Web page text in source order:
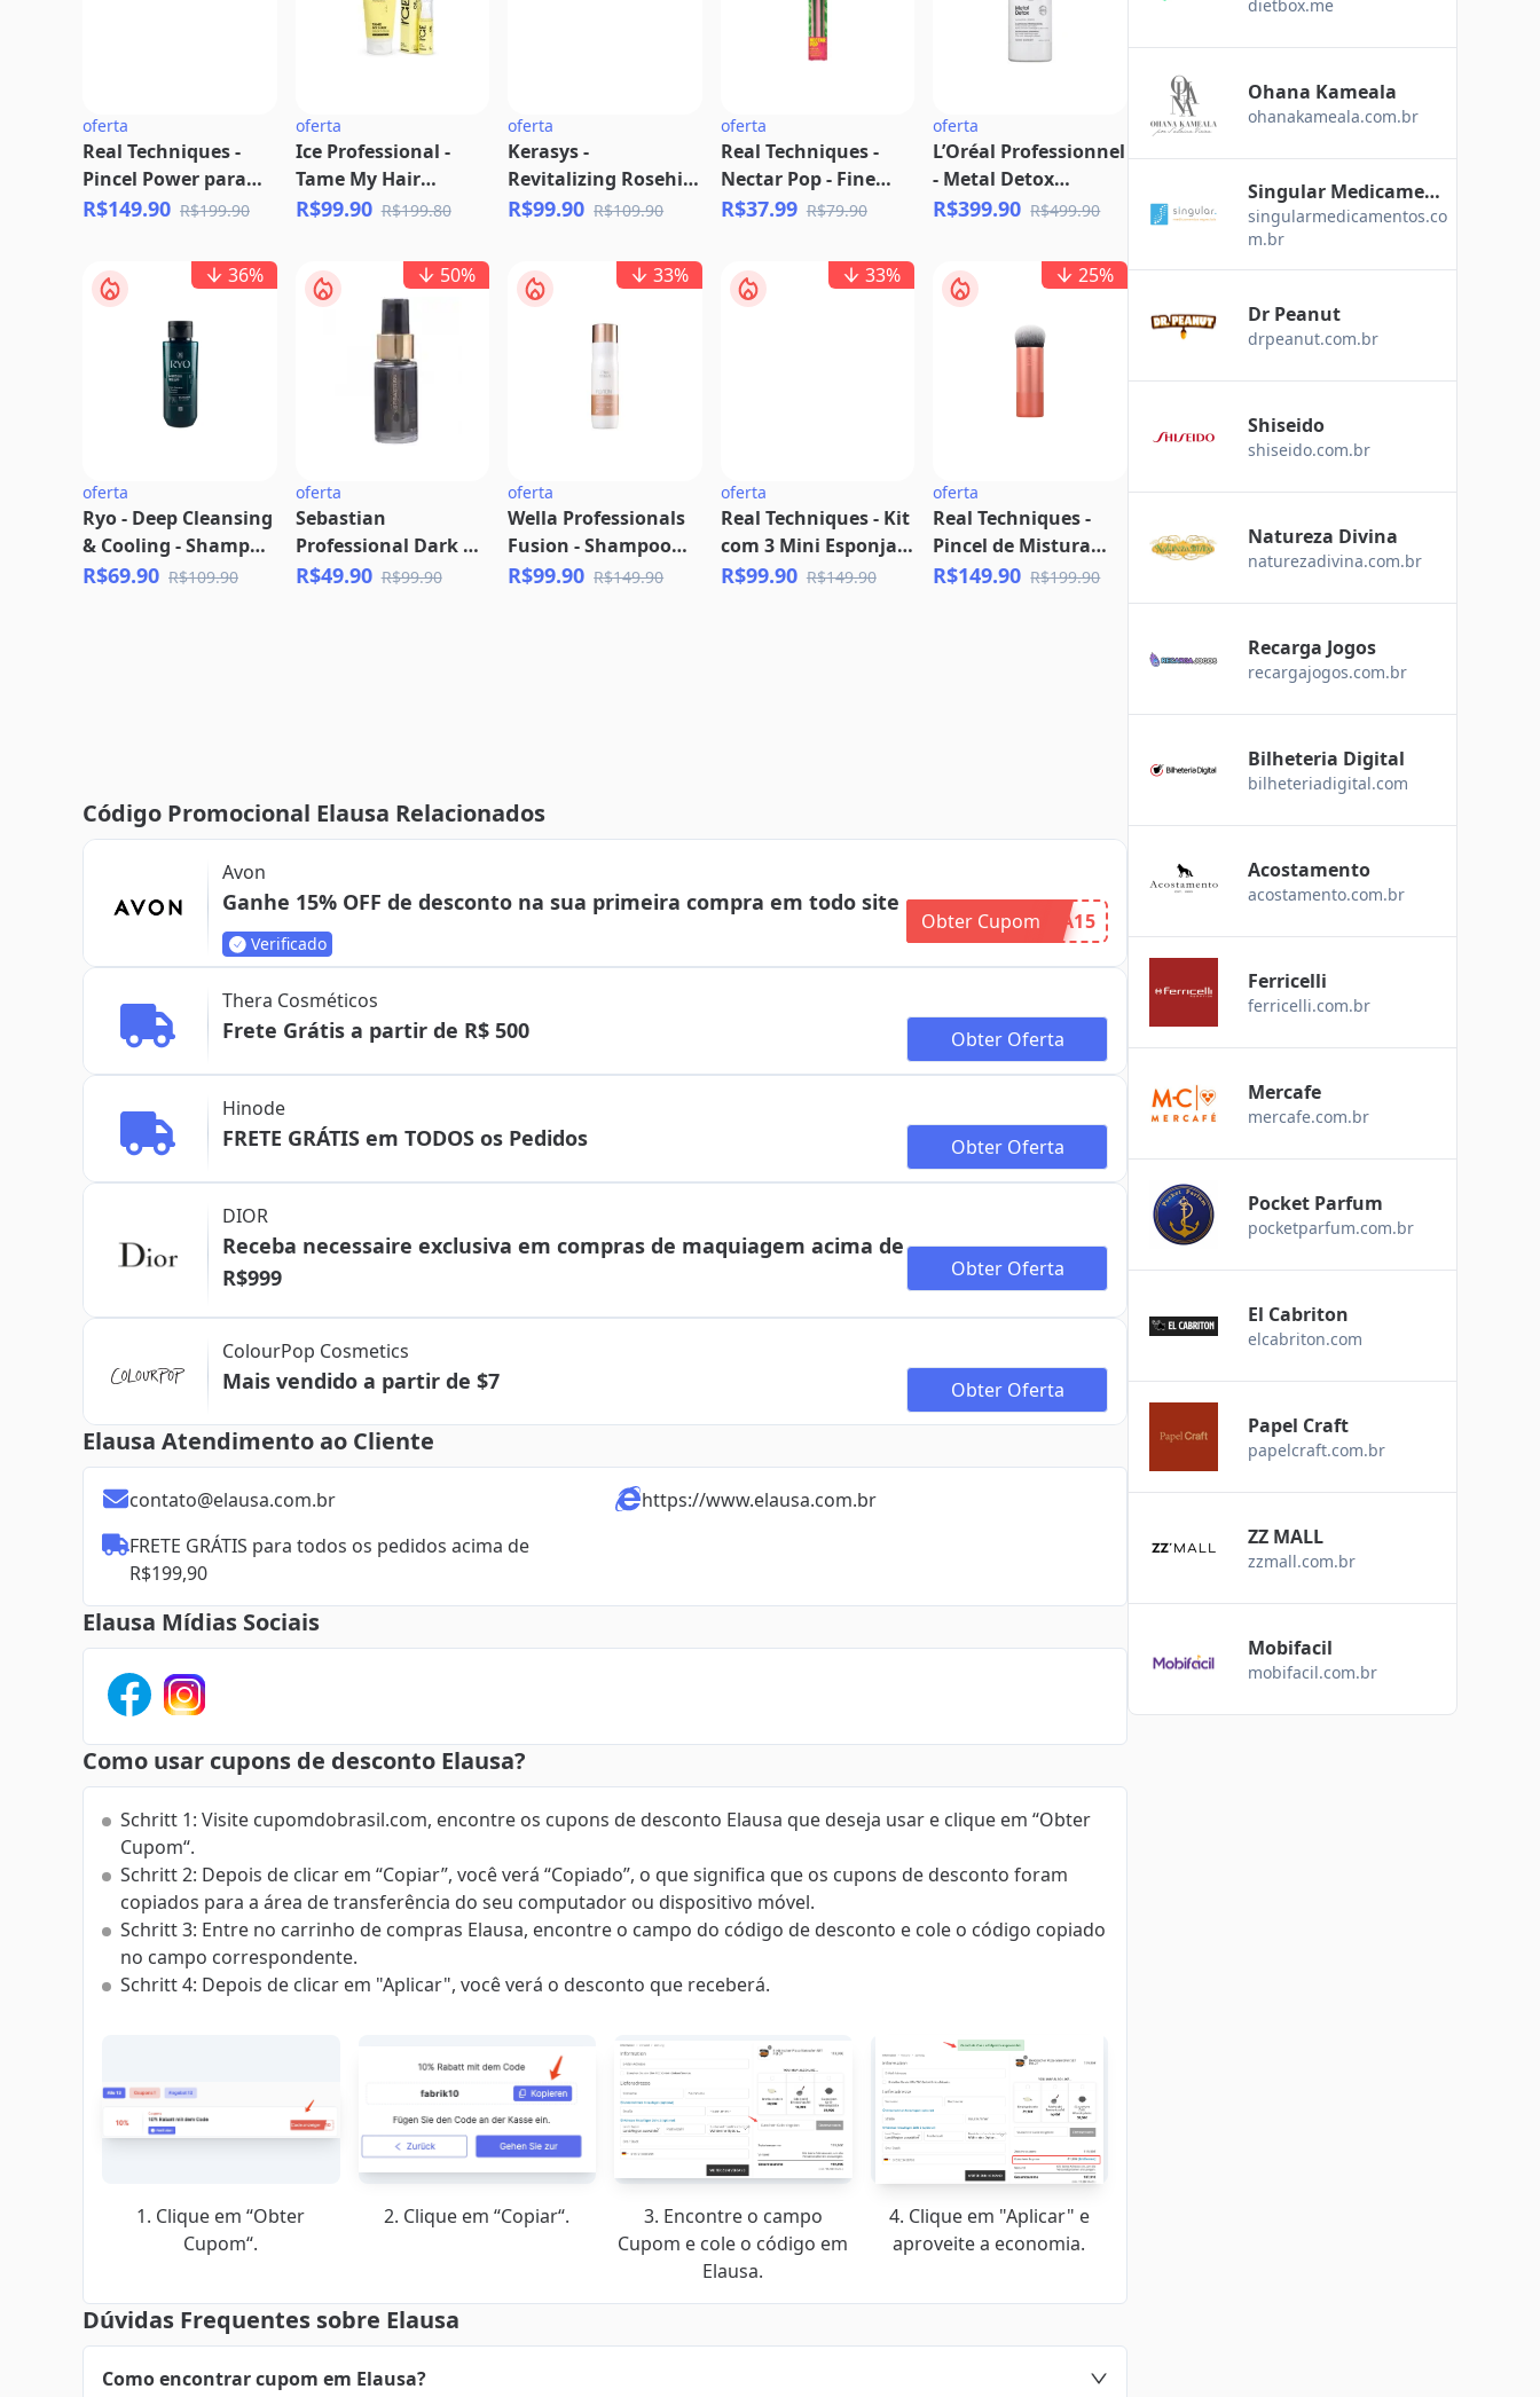
oferta
Real Techniques -
Pincel Power para
Blush - 0129
R$149.90 R$199.90
oferta
Ice Professional -
Tame My Hair
(Máscara 200ml +
R$99.90 R$199.80
oferta
Kerasys -
Revitalizing Rosehip
Oil Condicionador
R$99.90 R$109.90
oferta
Real Techniques -
Nectar Pop - Fine
Line + Fill Duo
R$37.99 R$79.90
oferta
L’Oréal Professionnel
- Metal Detox
Shampoo 1500ml
R$399.90 R$499.90
36%
oferta
Ryo - Deep Cleansing
& Cooling - Shampoo
180ml (Aroma
R$69.90 R$109.90
50%
oferta
Sebastian
Professional Dark Oil
- Óleo Capilar 30ml
R$49.90 R$99.90
33%
oferta
Wella Professionals
Fusion - Shampoo
250ml + Grátis Oil
R$99.90 R$149.90
33%
oferta
Real Techniques - Kit
com 3 Mini Esponjas
para Corretivo - 0132
R$99.90 R$149.90
25%
oferta
Real Techniques -
Pincel de Mistura
Bubble - 0127
R$149.90 R$199.90
Código Promocional Elausa Relacionados
Avon
Ganhe 15% OFF de desconto na sua primeira compra em todo site
Verificado
Obter Cupom IRA15
Thera Cosméticos
Frete Grátis a partir de R$ 500 Obter Oferta
Hinode
FRETE GRÁTIS em TODOS os Pedidos Obter Oferta
DIOR
Receba necessaire exclusiva em compras de maquiagem acima de
R$999
Obter Oferta
ColourPop Cosmetics
Mais vendido a partir de $7 Obter Oferta
Elausa Atendimento ao Cliente
contato@elausa.com.br
https://www.elausa.com.br
FRETE GRÁTIS para todos os pedidos acima de
R$199,90
Elausa Mídias Sociais
Como usar cupons de desconto Elausa?
Schritt 1: Visite cupomdobrasil.com, encontre os cupons de desconto Elausa que deseja usar e clique em “Obter
Cupom“.
Schritt 2: Depois de clicar em “Copiar”, você verá “Copiado”, o que significa que os cupons de desconto foram
copiados para a área de transferência do seu computador ou dispositivo móvel.
Schritt 3: Entre no carrinho de compras Elausa, encontre o campo do código de desconto e cole o código copiado
no campo correspondente.
Schritt 4: Depois de clicar em "Aplicar", você verá o desconto que receberá.
1. Clique em “Obter
Cupom“.
2. Clique em “Copiar“.
3. Encontre o campo
Cupom e cole o código em
Elausa.
4. Clique em "Aplicar" e
aproveite a economia.
Dúvidas Frequentes sobre Elausa
Como encontrar cupom em Elausa?
dietbox.me
Ohana Kameala
ohanakameala.com.br
Singular Medicament
os
singularmedicamentos.co
m.br
Dr Peanut
drpeanut.com.br
Shiseido
shiseido.com.br
Natureza Divina
naturezadivina.com.br
Recarga Jogos
recargajogos.com.br
Bilheteria Digital
bilheteriadigital.com
Acostamento
acostamento.com.br
Ferricelli
ferricelli.com.br
Mercafe
mercafe.com.br
Pocket Parfum
pocketparfum.com.br
El Cabriton
elcabriton.com
Papel Craft
papelcraft.com.br
ZZ MALL
zzmall.com.br
Mobifacil
mobifacil.com.br